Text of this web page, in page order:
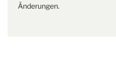
Änderungen.